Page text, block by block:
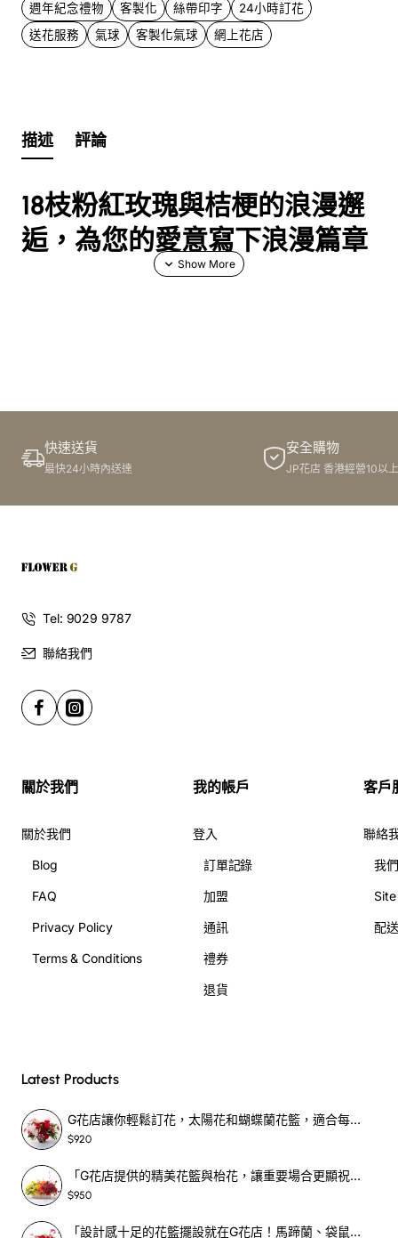
週年紀念禮物
客製化 絲帶印字
24小時訂花
送花服務
氣球 客製化氣球 網上花店
描述 評論
18枝粉紅玫瑰與桔梗的浪漫邂
逅，為您的愛意寫下浪漫篇章
藝術品。這款花束不僅是表達愛意的最佳選擇，也是慶祝週
年紀念日的絕佳獻禮，透過我們的專業**送花服務**，讓這
您客製化
JP花店深信，每一份禮物都應該是獨一無二的。因此，我們
慶氛圍；或是透過我們的**絲帶印字**服務，將您的專屬祝
**服務，將您想說的話，以最溫暖的方式傳達。作為您首選
能隨時隨地為她創造驚喜。
店擁有**獨有定製鮮花顏色**的技術，以及**玫瑰花顏色多
達100種以上**的豐富選擇。這不僅是一款**花束**，更是
一份充滿巧思與心意的藝術品。無論是向她表達愛意、紀念
週年，還是單純的製造浪漫，這束粉紅心動都將為您留下難
忘的回憶。選擇JP花店，選擇一份與眾不同的浪漫，讓我們
用花卉為您的故事增添色彩。
快速送貨
最快24小時內送達
安全購物
JP花店 香港經營10以
Tel: 9029 9787
聯絡我們
關於我們
關於我們
Blog
FAQ
Privacy Policy
Terms & Conditions
我的帳戶
登入
訂單記錄
加盟
通訊
禮券
退貨
客戶
聯絡
我
配
Latest Products
G花店讓你輕鬆訂花，太陽花和蝴蝶蘭花籃，適合每個重要時刻！-SF390
$920
「G花店提供的精美花籃與枱花，讓重要場合更顯祝賀與喜悅，適合各種用場！」-SF398
$950
「設計感十足的花籃擺設就在G花店！馬蹄蘭、袋鼠爪、罌粟花，為你的重大場合增光添彩！」-SF209